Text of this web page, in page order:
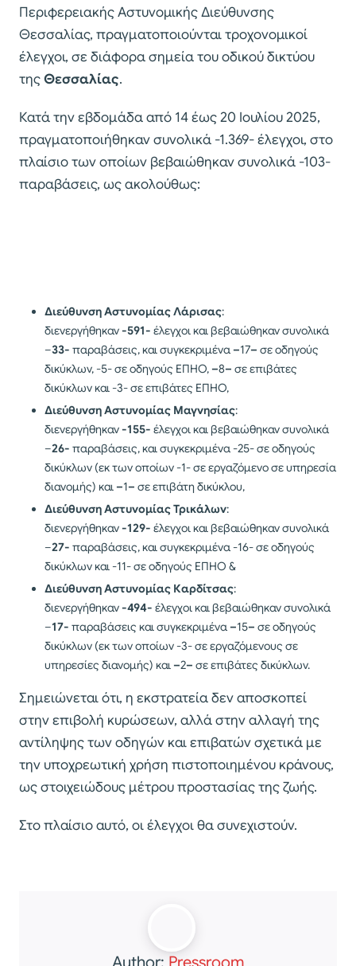
Περιφερειακής Αστυνομικής Διεύθυνσης
Θεσσαλίας, πραγματοποιούνται τροχονομικοί
έλεγχοι, σε διάφορα σημεία του οδικού δικτύου
τηςΘεσσαλίας.
Κατά την εβδομάδα από 14 έως 20 Ιουλίου 2025,
πραγματοποιήθηκαν συνολικά -1.369- έλεγχοι, στο
πλαίσιο των οποίων βεβαιώθηκαν συνολικά -103-
παραβάσεις, ως ακολούθως:
Διεύθυνση Αστυνομίας Λάρισας:
διενεργήθηκαν-591- έλεγχοι και βεβαιώθηκαν συνολικά
–33- παραβάσεις, και συγκεκριμένα –17– σε οδηγούς
δικύκλων, -5- σε οδηγούς ΕΠΗΟ, –8– σε επιβάτες
δικύκλων και -3- σε επιβάτες ΕΠΗΟ,
Διεύθυνση Αστυνομίας Μαγνησίας:
διενεργήθηκαν-155- έλεγχοι και βεβαιώθηκαν συνολικά
–26- παραβάσεις, και συγκεκριμένα -25- σε οδηγούς
δικύκλων (εκ των οποίων -1- σε εργαζόμενο σε υπηρεσία
διανομής) και –1– σε επιβάτη δικύκλου,
Διεύθυνση Αστυνομίας Τρικάλων:
διενεργήθηκαν-129- έλεγχοι και βεβαιώθηκαν συνολικά
–27- παραβάσεις, και συγκεκριμένα -16- σε οδηγούς
δικύκλων και -11- σε οδηγούς ΕΠΗΟ &
Διεύθυνση Αστυνομίας Καρδίτσας:
διενεργήθηκαν-494- έλεγχοι και βεβαιώθηκαν συνολικά
–17- παραβάσεις και συγκεκριμένα –15– σε οδηγούς
δικύκλων (εκ των οποίων -3- σε εργαζόμενους σε
υπηρεσίες διανομής) και –2– σε επιβάτες δικύκλων.
Σημειώνεται ότι, η εκστρατεία δεν αποσκοπεί
στην επιβολή κυρώσεων, αλλά στην αλλαγή της
αντίληψης των οδηγών και επιβατών σχετικά με
την υποχρεωτική χρήση πιστοποιημένου κράνους,
ως στοιχειώδους μέτρου προστασίας της ζωής.
Στο πλαίσιο αυτό, οι έλεγχοι θα συνεχιστούν.